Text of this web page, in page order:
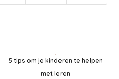
5 tips om je kinderen te helpen
met leren